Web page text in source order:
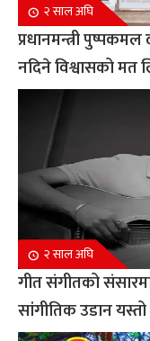
२ साल अघि
प्रधानमन्त्री पुष्पकमल
नदिने विश्वासको मत
२ साल अघि
गीत संगीतको
सांगीतिक उडान यस्तो